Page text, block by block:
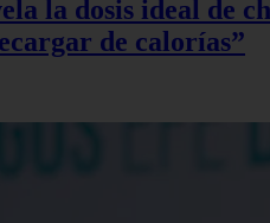
la dosis ideal de
de calorías”